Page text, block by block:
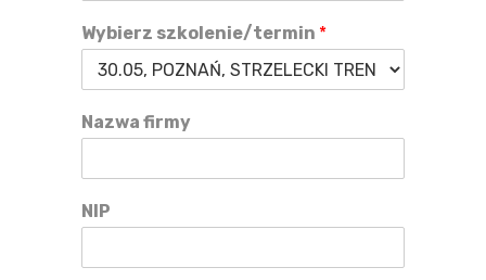
Wybierz szkolenie/termin *
Nazwa firmy
NIP